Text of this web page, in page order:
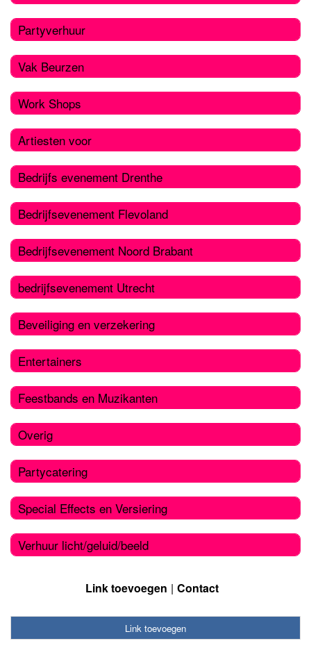
Partyverhuur
Vak Beurzen
Work Shops
Artiesten voor
Bedrijfs evenement Drenthe
Bedrijfsevenement Flevoland
Bedrijfsevenement Noord Brabant
bedrijfsevenement Utrecht
Beveiliging en verzekering
Entertainers
Feestbands en Muzikanten
Overig
Partycatering
Special Effects en Versiering
Verhuur licht/geluid/beeld
Link toevoegen Contact
Link toevoegen